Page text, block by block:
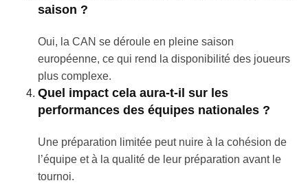
saison ?
Oui, la CAN se déroule en pleine saison
européenne, ce qui rend la disponibilité des joueurs
plus complexe.
Quel impact cela aura-t-il sur les
performances des équipes nationales ?
Une préparation limitée peut nuire à la cohésion de
l’équipe et à la qualité de leur préparation avant le
tournoi.